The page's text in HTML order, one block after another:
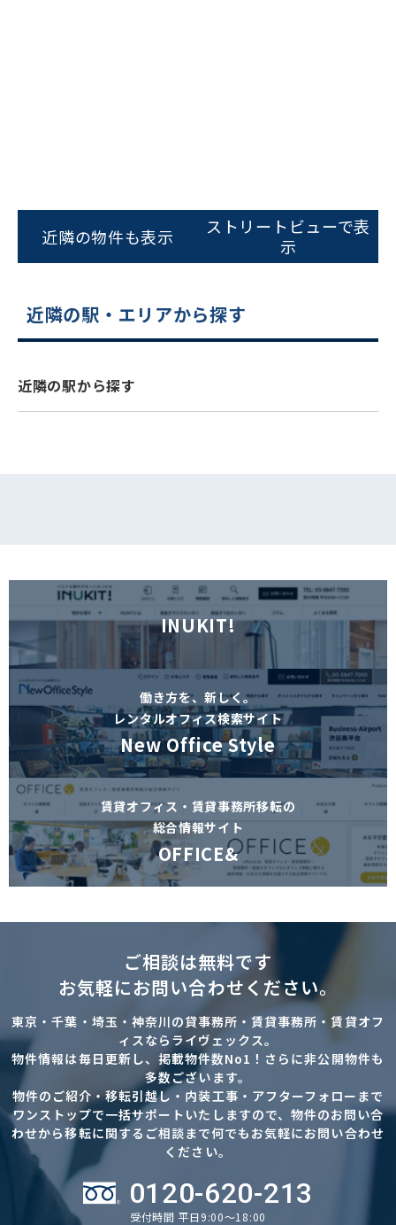
スムーズにご案内できます
0120-620-213
近隣の物件も表示
ストリートビューで表
示
近隣の駅・エリアから探す
近隣の駅から探す
INUKIT!
働き方を、新しく。
レンタルオフィス検索サイト
New Office Style
賃貸オフィス・賃貸事務所移転の
総合情報サイト
OFFICE&
ご相談は無料です
お気軽にお問い合わせください。
東京・千葉・埼玉・神奈川の貸事務所・賃貸事務所・賃貸オフ
ィスならライヴェックス。
物件情報は毎日更新し、掲載物件数No1！さらに非公開物件も
多数ございます。
物件のご紹介・移転引越し・内装工事・アフターフォローまで
ワンストップで一括サポートいたしますので、物件のお問い合
わせから移転に関するご相談まで何でもお気軽にお問い合わせ
ください。
0120-620-213
受付時間 平日9:00～18:00